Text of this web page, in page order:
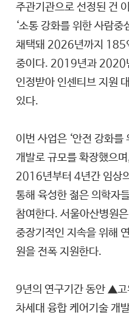
주관기관으로 선정된 건
‘소통 강화를 위한 사람중
채택돼 2026년까지 185
중이다. 2019년과 2020
인정받아 인센티브 지원
있다.
이번 사업은 ‘안전 강화를
개발로 규모를 확장했으
2016년부터 4년간 임상
통해 육성한 젊은 의학자
참여한다. 서울아산병원
중장기적인 지속을 위해
원을 전폭 지원한다.
9년의 연구기간 동안 ▲
차세대 융합 케어기술 개